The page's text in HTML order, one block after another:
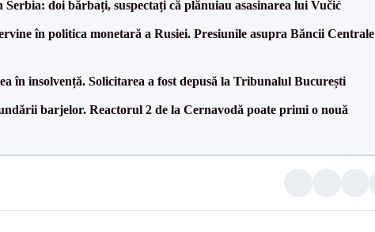
doi bărbați, suspectați că plănuiau asasinarea lui Vučić
în politica monetară a Rusiei. Presiunile asupra Băncii Centrale
în insolvență. Solicitarea a fost depusă la Tribunalul București
barjelor. Reactorul 2 de la Cernavodă poate primi o nouă